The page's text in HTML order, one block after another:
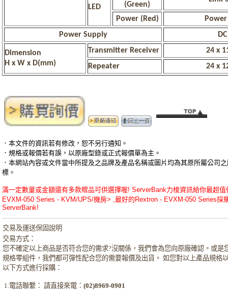
LED (Green)
Power (Red)
Power Supply
Dimension
H x W x D(mm)
Transmitter Receiver
24 x
Repeater
24 x
．本文件的資訊若有修改，恕不另行通知。
．規格或報價若有誤，以原廠型錄或正式報價單為主。
．本網站內容或文件當中所提及之品牌及產品名稱或圖片均為其原所屬公司
標。
滿一定數量或金額還有多款贈品可供選擇喔! ServerBank力梭資訊給你最超值
EVXM-050 Series - KVM/UPS/機房> ,最好的Rextron - EVXM-050 Series採
ServerBank!
交易及運送保固說明
交易方式：
您不確定以上商品是否符合您的需求?沒關係，我們會為您向原廠確認。或是
規格零組件，我們都可彈性配合您的需要報價及出貨。 如您對以上產品規格
以下方式進行採購：
1.電話聯繫： 請直接來電：(02)8969-0901